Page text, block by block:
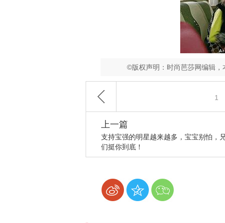
©版权声明：时尚芭莎网编辑，
1
上一篇
支持宝强的明星越来越多，宝宝别怕，
们挺你到底！